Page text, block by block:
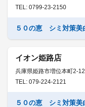
TEL: 0799-23-2150
５０の恵 シミ対策美
イオン姫路店
兵庫県姫路市増位本町2-
TEL: 079-224-2121
５０の恵 シミ対策美